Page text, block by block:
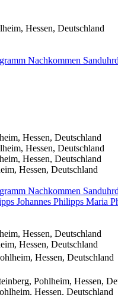
Hessen, Deutschland
Nachkommen
Hessen, Deutschland
Hessen, Deutschland
Hessen, Deutschland
Hessen, Deutschland
Nachkommen
Johannes Philipps Maria
Hessen, Deutschland
Hessen, Deutschland
Hessen, Deutschland
Pohlheim, Hessen,
Hessen, Deutschland